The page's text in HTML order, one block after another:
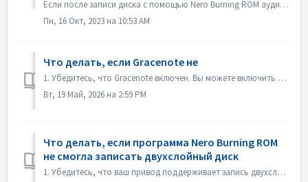
Если после записи диска с помощью Nero Burning ROM аудио CD не воспроизводится CD-плеером, откройте диск в проводнике Windows и проверьте файлы. Если все...
Пн, 16 Окт, 2023 на 10:53 AM
Что делать, если Gracenote не
1. Убедитесь, что Gracenote включен. Вы можете включить его в меню «Файл->Настройки->База данных», установив флажок «Включить доступ к онлайн-базе дан...
Вт, 19 Май, 2026 на 2:59 PM
Что делать, если программа Nero Burning ROM
не смогла записать двухслойный диск
1. Убедитесь, что ваш привод поддерживает запись двухслойных дисков. 2. Уменьшите скорость записи: запись на высокой скорости может привести к сбою при...